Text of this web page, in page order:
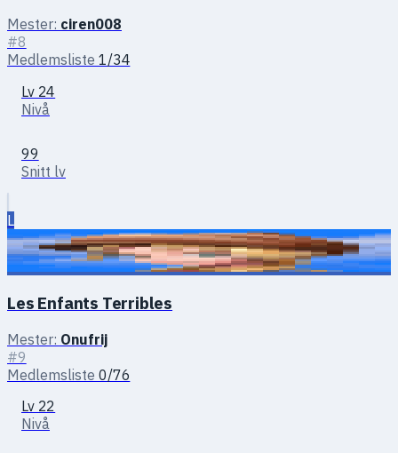
Mester: ciren008
#8
Medlemsliste 1/34
Lv 24
Nivå
99
Snitt lv
L
Les Enfants Terribles
Mester: Onufrij
#9
Medlemsliste 0/76
Lv 22
Nivå